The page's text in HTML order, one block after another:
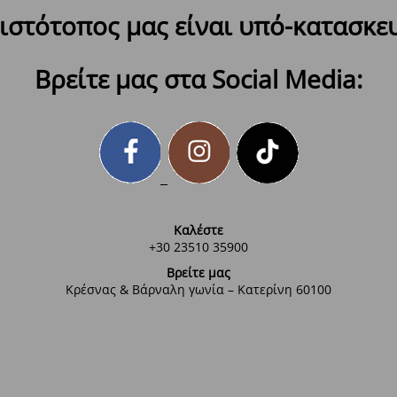
μας είναι υπό-
Βρείτε μας στα Social Media:
Καλέστε
+30 23510 35900
Βρείτε μας
Κρέσνας & Βάρναλη γωνία – Κατερίνη 60100